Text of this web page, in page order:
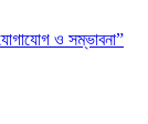
ও সম্ভাবনা”